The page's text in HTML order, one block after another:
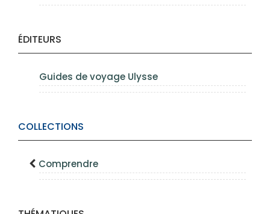
ÉDITEURS
Guides de voyage Ulysse
COLLECTIONS
Comprendre